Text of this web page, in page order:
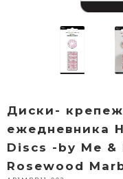
Диски-
ежедневника
Discs -by Me &
Rosewood